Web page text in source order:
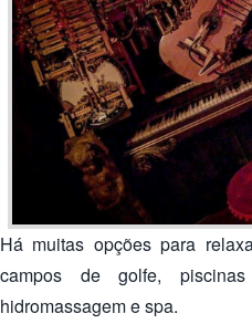
Há muitas opções para
campos de golfe,
hidromassagem e spa.